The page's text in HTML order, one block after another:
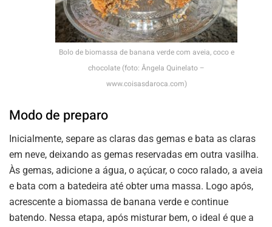
Bolo de biomassa de banana verde com aveia, coco e
chocolate (foto: Ângela Quinelato –
www.coisasdaroca.com)
Modo de preparo
Inicialmente, separe as claras das gemas e bata as claras
em neve, deixando as gemas reservadas em outra vasilha.
Às gemas, adicione a água, o açúcar, o coco ralado, a aveia
e bata com a batedeira até obter uma massa. Logo após,
acrescente a biomassa de banana verde e continue
batendo. Nessa etapa, após misturar bem, o ideal é que a